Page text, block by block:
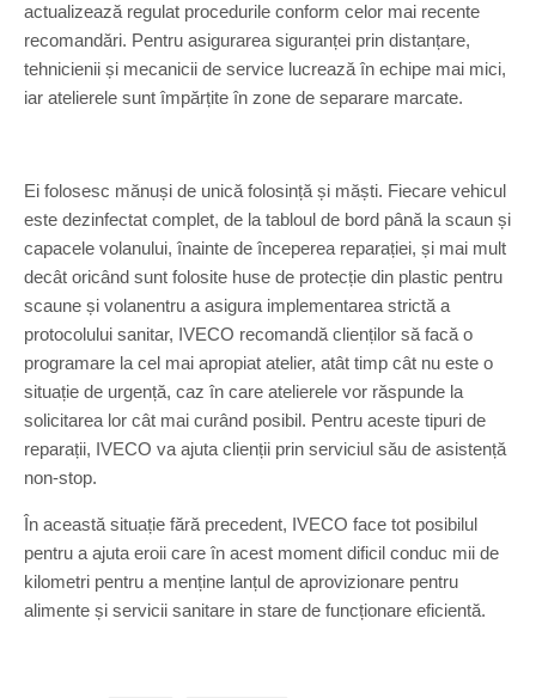
actualizează regulat procedurile conform celor mai recente
recomandări. Pentru asigurarea siguranței prin distanțare,
tehnicienii și mecanicii de service lucrează în echipe mai mici,
iar atelierele sunt împărțite în zone de separare marcate.
Ei folosesc mănuși de unică folosință și măști. Fiecare vehicul
este dezinfectat complet, de la tabloul de bord până la scaun și
capacele volanului, înainte de începerea reparației, și mai mult
decât oricând sunt folosite huse de protecție din plastic pentru
scaune și volanentru a asigura implementarea strictă a
protocolului sanitar, IVECO recomandă clienților să facă o
programare la cel mai apropiat atelier, atât timp cât nu este o
situație de urgență, caz în care atelierele vor răspunde la
solicitarea lor cât mai curând posibil. Pentru aceste tipuri de
reparații, IVECO va ajuta clienții prin serviciul său de asistență
non-stop.
În această situație fără precedent, IVECO face tot posibilul
pentru a ajuta eroii care în acest moment dificil conduc mii de
kilometri pentru a menține lanțul de aprovizionare pentru
alimente și servicii sanitare in stare de funcționare eficientă.